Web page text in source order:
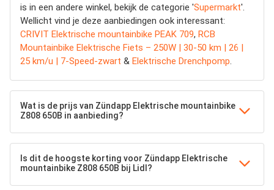
is in een andere winkel, bekijk de categorie 'Supermarkt'.
Wellicht vind je deze aanbiedingen ook interessant:
CRIVIT Elektrische mountainbike PEAK 709, RCB
Mountainbike Elektrische Fiets – 250W | 30-50 km | 26 |
25 km/u | 7-Speed-zwart & Elektrische Drenchpomp.
Wat is de prijs van Zündapp Elektrische mountainbike
Z808 650B in aanbieding?
Is dit de hoogste korting voor Zündapp Elektrische
mountainbike Z808 650B bij Lidl?